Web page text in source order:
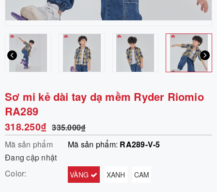
Sơ mi kẻ dài tay dạ mềm Ryder Riomio
RA289
318.250₫ 335.000₫
Mã sản phẩm
Mã sản phẩm: RA289-V-5
Đang cập nhật
Color:
VÀNG XANH CAM